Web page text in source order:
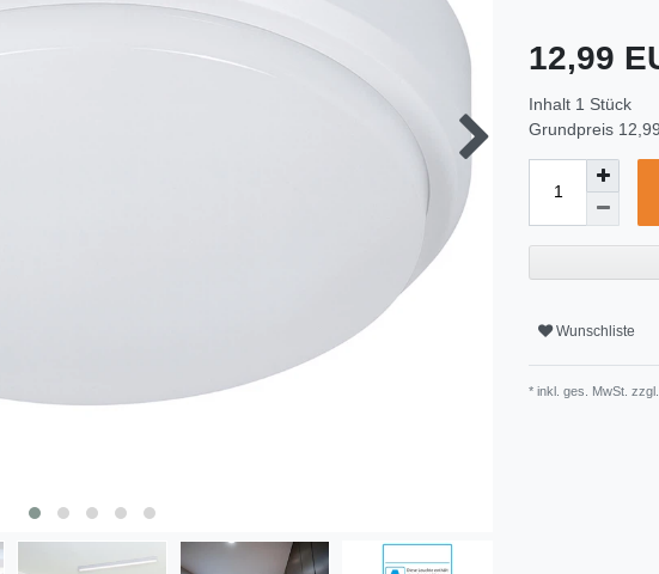
12,99
Inhalt 1 Stück
Grundpreis
Wunschliste
* inkl. ges. MwSt. zzgl.